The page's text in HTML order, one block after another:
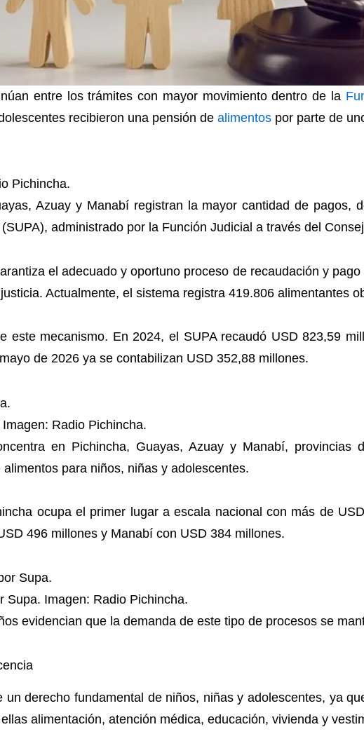
entre los trámites con mayor movimiento dentro de la
recibieron una pensión de alimentos por parte de
Pichincha.
Azuay y Manabí registran la mayor cantidad de pagos,
administrado por la Función Judicial a través del
el adecuado y oportuno proceso de recaudación y
Actualmente, el sistema registra 419.806 alimentantes
este mecanismo. En 2024, el SUPA recaudó USD 823,59
de 2026 ya se contabilizan USD 352,88 millones.
Radio Pichincha.
en Pichincha, Guayas, Azuay y Manabí, provincias
para niños, niñas y adolescentes.
ocupa el primer lugar a escala nacional con más de
496 millones y Manabí con USD 384 millones.
Supa. Imagen: Radio Pichincha.
evidencian que la demanda de este tipo de procesos se
un derecho fundamental de niños, niñas y adolescentes, ya
alimentación, atención médica, educación, vivienda y